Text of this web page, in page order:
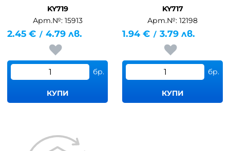
KY719
Арт.№: 15913
2.45 € / 4.79 лв.
бр.
КУПИ
KY717
Арт.№: 12198
1.94 € / 3.79 лв.
бр.
КУПИ